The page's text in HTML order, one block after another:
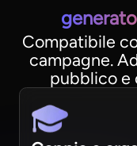
Compatibile
campagne.
pubblico e